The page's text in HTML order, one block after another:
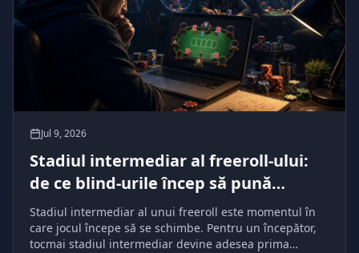
Jul 9, 2026
Stadiul intermediar al freeroll-ului:
de ce blind-urile încep să pună
presiune
Stadiul intermediar al unui freeroll este momentul în
care jocul începe să se schimbe. Pentru un începător,
tocmai stadiul intermediar devine adesea prima